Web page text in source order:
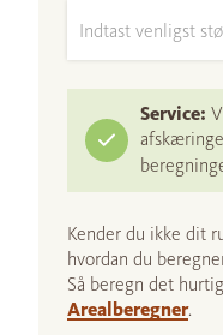
Service:
Kender du ikke dit
hvordan du
Så beregn det
Arealberegner.